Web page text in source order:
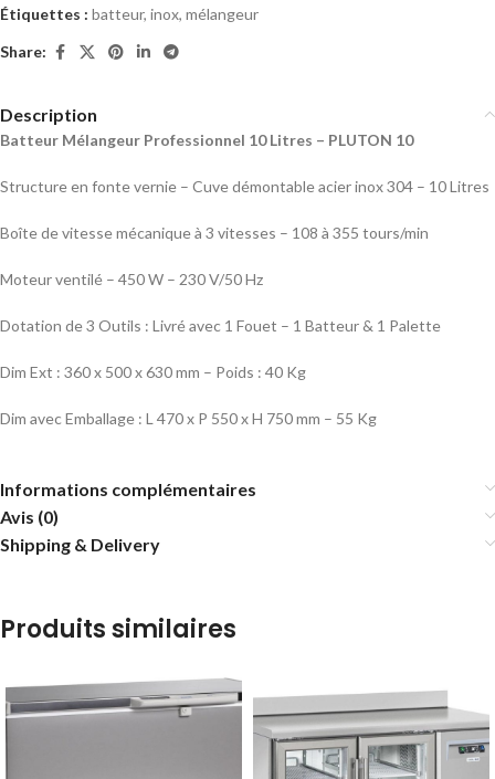
Étiquettes : batteur, inox, mélangeur
Share:
Description
Batteur Mélangeur Professionnel 10 Litres – PLUTON 10
Structure en fonte vernie – Cuve démontable acier inox 304 – 10 Litres
Boîte de vitesse mécanique à 3 vitesses – 108 à 355 tours/min
Moteur ventilé – 450 W – 230 V/50 Hz
Dotation de 3 Outils : Livré avec 1 Fouet – 1 Batteur & 1 Palette
Dim Ext : 360 x 500 x 630 mm – Poids : 40 Kg
Dim avec Emballage : L 470 x P 550 x H 750 mm – 55 Kg
Informations complémentaires
Avis (0)
Shipping & Delivery
Produits similaires